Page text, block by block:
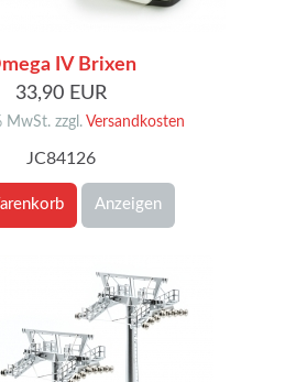
IV Brixen
33,90 EUR
MwSt. zzgl. Versandkosten
JC84126
Anzeigen